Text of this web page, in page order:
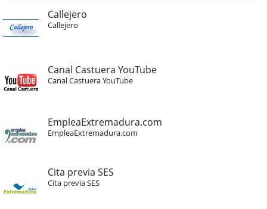
Callejero
Callejero
Canal Castuera YouTube
Canal Castuera YouTube
EmpleaExtremadura.com
EmpleaExtremadura.com
Cita previa SES
Cita previa SES